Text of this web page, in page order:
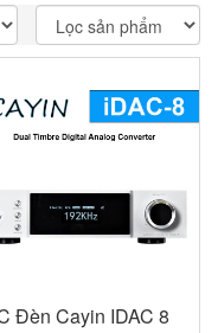
Đèn Cayin IDAC 8